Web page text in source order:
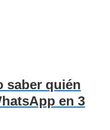
saber quién
en 3